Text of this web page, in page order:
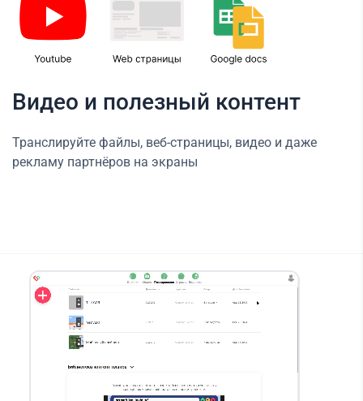
Видео и полезный контент
Транслируйте файлы, веб-страницы, видео и даже
рекламу партнёров на экраны